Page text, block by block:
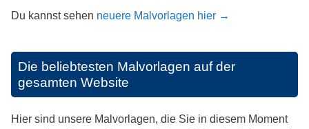
Du kannst sehen neuere Malvorlagen hier →
Die beliebtesten Malvorlagen auf der
gesamten Website
Hier sind unsere Malvorlagen, die Sie in diesem Moment